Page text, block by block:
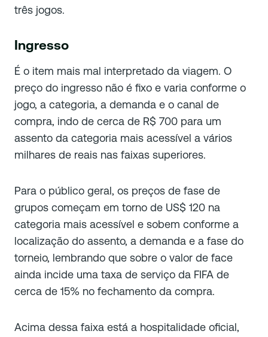
três jogos.
Ingresso
É o item mais mal interpretado da viagem. O
preço do ingresso não é fixo e varia conforme o
jogo, a categoria, a demanda e o canal de
compra, indo de cerca de R$ 700 para um
assento da categoria mais acessível a vários
milhares de reais nas faixas superiores.
Para o público geral, os preços de fase de
grupos começam em torno de US$ 120 na
categoria mais acessível e sobem conforme a
localização do assento, a demanda e a fase do
torneio, lembrando que sobre o valor de face
ainda incide uma taxa de serviço da FIFA de
cerca de 15% no fechamento da compra.
Acima dessa faixa está a hospitalidade oficial,